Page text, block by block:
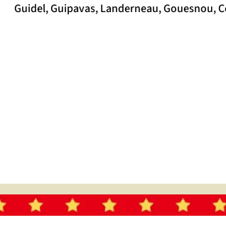
Guidel, Guipavas, Landerneau, Gouesnou,